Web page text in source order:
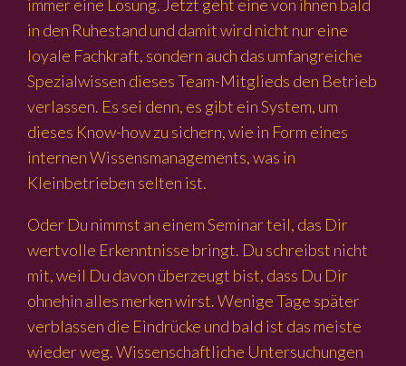
immer eine Lösung. Jetzt geht eine von ihnen bald
in den Ruhestand und damit wird nicht nur eine
loyale Fachkraft, sondern auch das umfangreiche
Spezialwissen dieses Team-Mitglieds den Betrieb
verlassen. Es sei denn, es gibt ein System, um
dieses Know-how zu sichern, wie in Form eines
internen Wissensmanagements, was in
Kleinbetrieben selten ist.
Oder Du nimmst an einem Seminar teil, das Dir
wertvolle Erkenntnisse bringt. Du schreibst nicht
mit, weil Du davon überzeugt bist, dass Du Dir
ohnehin alles merken wirst. Wenige Tage später
verblassen die Eindrücke und bald ist das meiste
wieder weg. Wissenschaftliche Untersuchungen